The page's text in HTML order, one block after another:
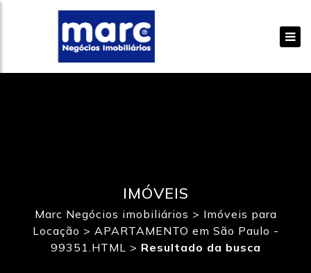
IMÓVEIS
Marc Negócios imobiliários > Imóveis para
Locação > APARTAMENTO em São Paulo -
99351.HTML > Resultado da busca